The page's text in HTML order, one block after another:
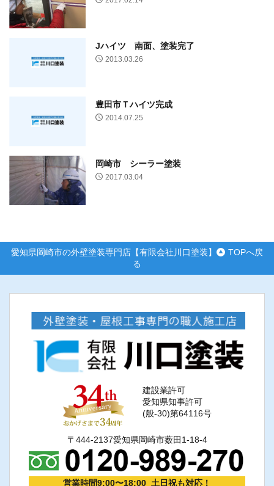
Jハイツ 南面、塗装完了
2013.03.26
豊田市Ｔハイツ完成
2014.07.25
岡崎市 シーラー塗装
2017.03.04
愛知県岡崎市の外壁塗装専門店【有限会社川口塗装】
TOPへ戻
る
建設業許可
愛知県知事許可
(般-30)第64116号
〒444-2137愛知県岡崎市薮田1-18-4
営業時間9:00〜18:00 土日祝も対応！